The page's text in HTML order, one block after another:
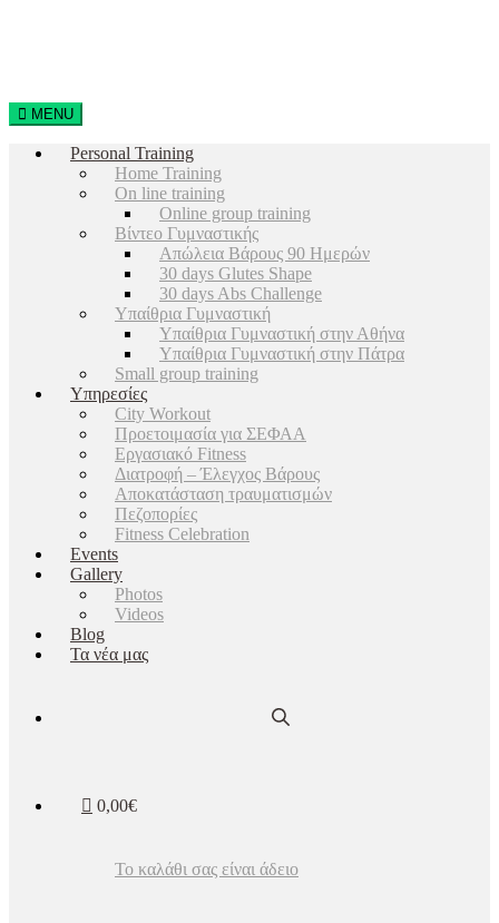
MENU
Personal Training
Home Training
On line training
Online group training
Βίντεο Γυμναστικής
Απώλεια Βάρους 90 Ημερών
30 days Glutes Shape
30 days Abs Challenge
Υπαίθρια Γυμναστική
Υπαίθρια Γυμναστική στην Αθήνα
Υπαίθρια Γυμναστική στην Πάτρα
Small group training
Υπηρεσίες
City Workout
Προετοιμασία για ΣΕΦΑΑ
Εργασιακό Fitness
Διατροφή – Έλεγχος Βάρους
Αποκατάσταση τραυματισμών
Πεζοπορίες
Fitness Celebration
Events
Gallery
Photos
Videos
Blog
Τα νέα μας
0,00€
Το καλάθι σας είναι άδειο